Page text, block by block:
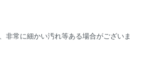
非常に細かい汚れ等ある場合がございま